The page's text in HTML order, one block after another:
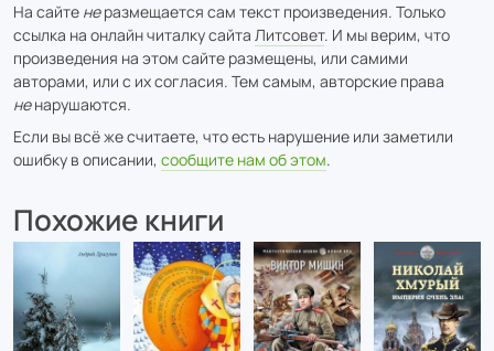
На сайте неразмещается сам текст произведения. Только
ссылка на онлайн читалку сайта Литсовет. И мы верим, что
произведения на этом сайте размещены, или самими
авторами, или с их согласия. Тем самым, авторские права
ненарушаются.
Если вы всё же считаете, что есть нарушение или заметили
ошибку в описании, сообщите нам об этом.
Похожие книги